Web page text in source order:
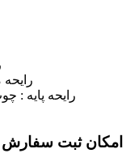
رایحه پایه :
امکان ثبت سفارش